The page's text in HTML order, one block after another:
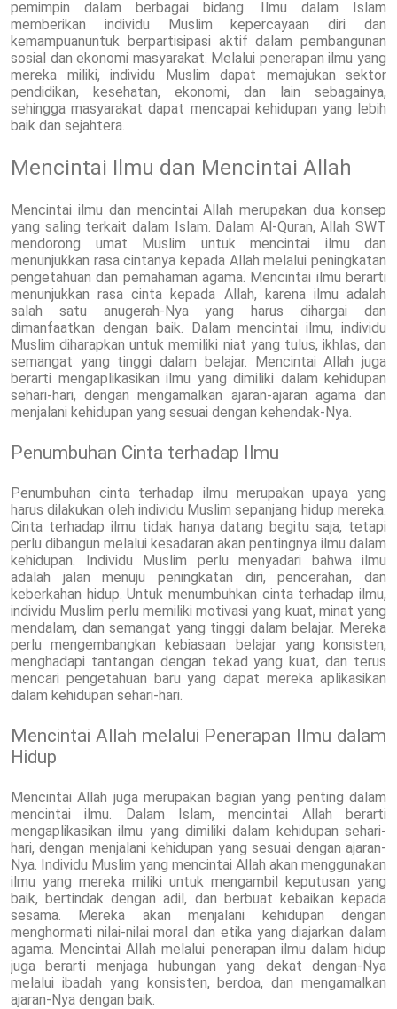
pemimpin dalam berbagai bidang. Ilmu dalam Islam
memberikan individu Muslim kepercayaan diri dan
kemampuanuntuk berpartisipasi aktif dalam pembangunan
sosial dan ekonomi masyarakat. Melalui penerapan ilmu yang
mereka miliki, individu Muslim dapat memajukan sektor
pendidikan, kesehatan, ekonomi, dan lain sebagainya,
sehingga masyarakat dapat mencapai kehidupan yang lebih
baik dan sejahtera.
Mencintai Ilmu dan Mencintai Allah
Mencintai ilmu dan mencintai Allah merupakan dua konsep
yang saling terkait dalam Islam. Dalam Al-Quran, Allah SWT
mendorong umat Muslim untuk mencintai ilmu dan
menunjukkan rasa cintanya kepada Allah melalui peningkatan
pengetahuan dan pemahaman agama. Mencintai ilmu berarti
menunjukkan rasa cinta kepada Allah, karena ilmu adalah
salah satu anugerah-Nya yang harus dihargai dan
dimanfaatkan dengan baik. Dalam mencintai ilmu, individu
Muslim diharapkan untuk memiliki niat yang tulus, ikhlas, dan
semangat yang tinggi dalam belajar. Mencintai Allah juga
berarti mengaplikasikan ilmu yang dimiliki dalam kehidupan
sehari-hari, dengan mengamalkan ajaran-ajaran agama dan
menjalani kehidupan yang sesuai dengan kehendak-Nya.
Penumbuhan Cinta terhadap Ilmu
Penumbuhan cinta terhadap ilmu merupakan upaya yang
harus dilakukan oleh individu Muslim sepanjang hidup mereka.
Cinta terhadap ilmu tidak hanya datang begitu saja, tetapi
perlu dibangun melalui kesadaran akan pentingnya ilmu dalam
kehidupan. Individu Muslim perlu menyadari bahwa ilmu
adalah jalan menuju peningkatan diri, pencerahan, dan
keberkahan hidup. Untuk menumbuhkan cinta terhadap ilmu,
individu Muslim perlu memiliki motivasi yang kuat, minat yang
mendalam, dan semangat yang tinggi dalam belajar. Mereka
perlu mengembangkan kebiasaan belajar yang konsisten,
menghadapi tantangan dengan tekad yang kuat, dan terus
mencari pengetahuan baru yang dapat mereka aplikasikan
dalam kehidupan sehari-hari.
Mencintai Allah melalui Penerapan Ilmu dalam
Hidup
Mencintai Allah juga merupakan bagian yang penting dalam
mencintai ilmu. Dalam Islam, mencintai Allah berarti
mengaplikasikan ilmu yang dimiliki dalam kehidupan sehari-
hari, dengan menjalani kehidupan yang sesuai dengan ajaran-
Nya. Individu Muslim yang mencintai Allah akan menggunakan
ilmu yang mereka miliki untuk mengambil keputusan yang
baik, bertindak dengan adil, dan berbuat kebaikan kepada
sesama. Mereka akan menjalani kehidupan dengan
menghormati nilai-nilai moral dan etika yang diajarkan dalam
agama. Mencintai Allah melalui penerapan ilmu dalam hidup
juga berarti menjaga hubungan yang dekat dengan-Nya
melalui ibadah yang konsisten, berdoa, dan mengamalkan
ajaran-Nya dengan baik.